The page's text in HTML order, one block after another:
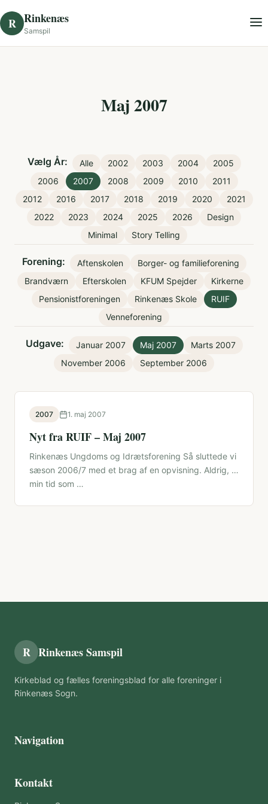
R Rinkenæs
Samspil
Maj 2007
Vælg År: Alle 2002 2003 2004
2005
2006
2007 2008 2009 2010
2011
2012
2016 2017 2018 2019 2020
2021
2022
2023 2024 2025 2026
Design
Minimal
Story Telling
Forening: Aftenskolen
Borger- og familieforening
Brandværn
Efterskolen KFUM Spejder
Kirkerne
Pensionistforeningen
Rinkenæs Skole
RUIF
Venneforening
Udgave: Januar 2007 Maj 2007
Marts 2007
November 2006
September 2006
2007 1. maj 2007
Nyt fra RUIF – Maj 2007
Rinkenæs Ungdoms og Idrætsforening Så sluttede vi
sæson 2006/7 med et brag af en opvisning. Aldrig, i
min tid som …
R Rinkenæs Samspil
Kirkeblad og fælles foreningsblad for alle foreninger i
Rinkenæs Sogn.
Navigation
Kontakt